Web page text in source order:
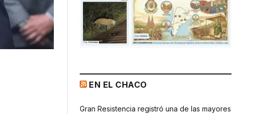
EN EL CHACO
Gran Resistencia registró una de las mayores